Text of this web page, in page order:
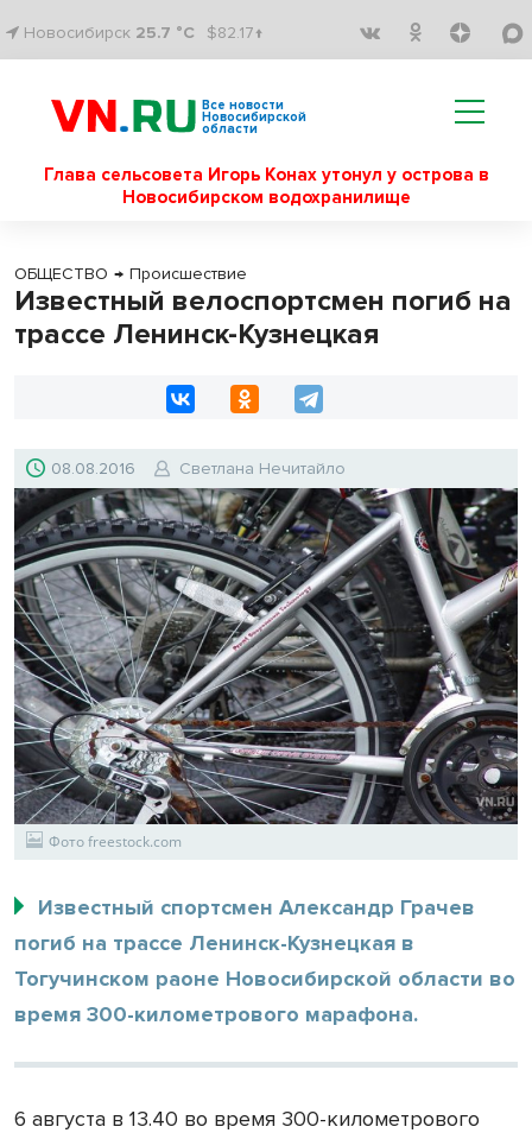
Новосибирск 25.7 °C $82.17↑
Все новости
Новосибирской
области
Глава сельсовета Игорь Конах утонул у острова в
Новосибирском водохранилище
ОБЩЕСТВО → Происшествие
Известный велоспортсмен погиб на
трассе Ленинск-Кузнецкая
08.08.2016 Светлана Нечитайло
Фото freestock.com
Известный спортсмен Александр Грачев
погиб на трассе Ленинск-Кузнецкая в
Тогучинском раоне Новосибирской области во
время 300-километрового марафона.
6 августа в 13.40 во время 300-километрового